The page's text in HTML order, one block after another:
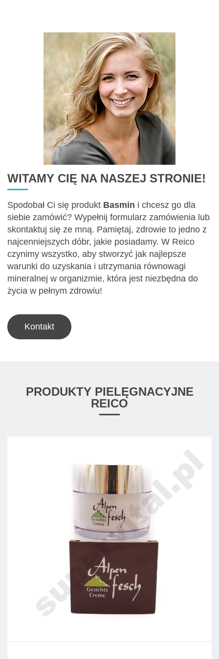
WITAMY CIĘ NA NASZEJ STRONIE!
Spodobał Ci się produkt Basmin i chcesz go dla
siebie zamówić? Wypełnij formularz zamówienia lub
skontaktuj się ze mną. Pamiętaj, zdrowie to jedno z
najcenniejszych dóbr, jakie posiadamy. W Reico
czynimy wszystko, aby stworzyć jak najlepsze
warunki do uzyskania i utrzymania równowagi
mineralnej w organizmie, która jest niezbędna do
życia w pełnym zdrowiu!
Kontakt
PRODUKTY PIELĘGNACYJNE
REICO